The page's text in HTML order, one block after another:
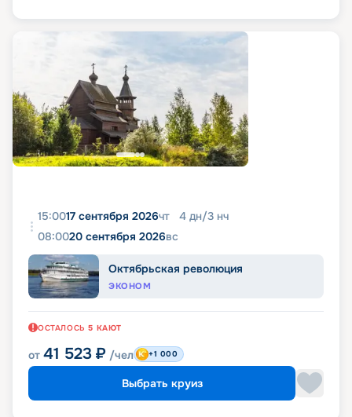
15:0017 сентября 2026чт 4 дн/3 нч
08:0020 сентября 2026вс
Октябрьская революция
ЭКОНОМ
ОСТАЛОСЬ 5 КАЮТ
от 41 523 ₽ /чел +1 000
Выбрать круиз